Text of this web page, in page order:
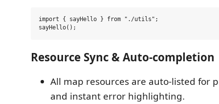
import { sayHello } from "./utils";
Resource Sync & Auto-completion
All map resources are auto-listed for
and instant error highlighting.